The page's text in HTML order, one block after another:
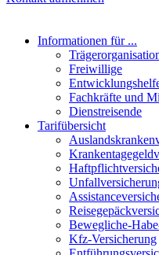
Informationen für ...
Freiwillige
Fachkräfte und
Dienstreisende
Tarifübersicht
Bewegliche-
Kfz-Versicherung